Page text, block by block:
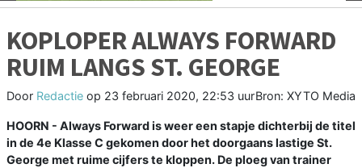
KOPLOPER ALWAYS FORWARD
RUIM LANGS ST. GEORGE
Door Redactie op 23 februari 2020, 22:53 uurBron: XYTO Media
HOORN - Always Forward is weer een stapje dichterbij de titel
in de 4e Klasse C gekomen door het doorgaans lastige St.
George met ruime cijfers te kloppen. De ploeg van trainer